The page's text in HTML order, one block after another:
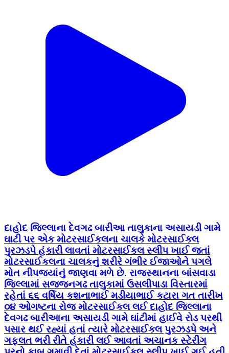
દાહોદ જિલ્લાના દેવગઢ બારીઆ તાલુકાના અસાયડી ગામે
ઘાટી પર એક મોટરસાઈકલના ચાલકે મોટરસાઈકલ
પુરઝડપે હંકારી લાવતાં મોટરસાઈકલ સ્લીપ ખાઈ જતાં
મોટરસાઈકલના ચાલકનું શરીરે ગંભીર ઈજાઓને પગલે
મોત નીપજ્યાંનું જાણવા મળે છે. રાજસ્થાનના બાંસવાડા
જિલ્લામાં સજ્જનગઢ તાલુકામાં ઉસલીપાડા વિસ્તારમાં
રહેતાં ૬૬ વર્ષિય કશનાભાઈ મડીયાભાઈ કટારા ગત તારીખ
૦૪ ઓગષ્ટના રોજ મોટરસાઈકલ લઈ દાહોદ જિલ્લાના
દેવગઢ બારીઆના અસાયડી ગામે ઘાંટીમાં હાઈવે રોડ પરથી
પસાર થઈ રહ્યાં હતાં ત્યારે મોટરસાઈકલ પુરઝડપે અને
ગફલત ભરી રીતે હંકારી લઈ આવતાં અચાનક સ્ટેરીંગ